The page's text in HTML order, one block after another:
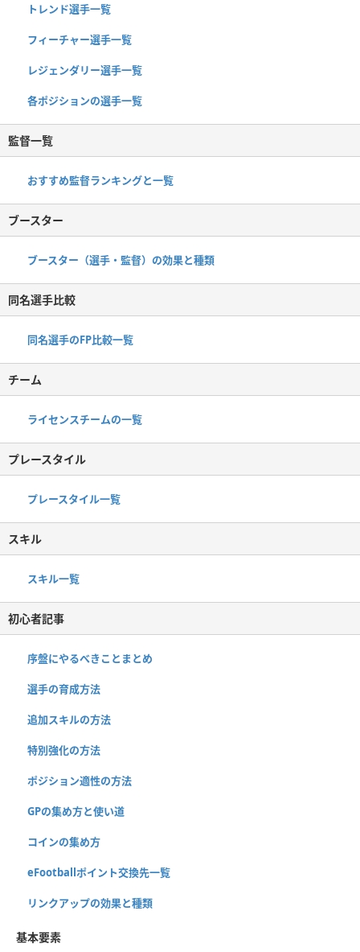
トレンド選手一覧
フィーチャー選手一覧
レジェンダリー選手一覧
各ポジションの選手一覧
監督一覧
おすすめ監督ランキングと一覧
ブースター
ブースター（選手・監督）の効果と種類
同名選手比較
同名選手のFP比較一覧
チーム
ライセンスチームの一覧
プレースタイル
プレースタイル一覧
スキル
スキル一覧
初心者記事
序盤にやるべきことまとめ
選手の育成方法
追加スキルの方法
特別強化の方法
ポジション適性の方法
GPの集め方と使い道
コインの集め方
eFootballポイント交換先一覧
リンクアップの効果と種類
基本要素